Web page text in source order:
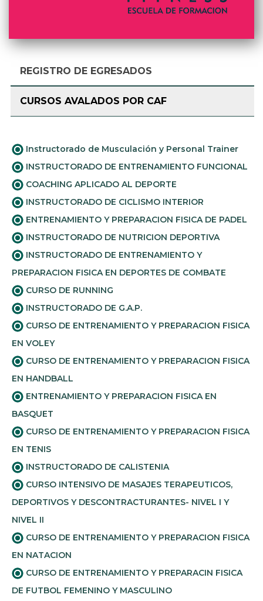
REGISTRO DE EGRESADOS
CURSOS AVALADOS POR CAF
Instructorado de Musculación y Personal Trainer
INSTRUCTORADO DE ENTRENAMIENTO FUNCIONAL
COACHING APLICADO AL DEPORTE
INSTRUCTORADO DE CICLISMO INTERIOR
ENTRENAMIENTO Y PREPARACION FISICA DE PADEL
INSTRUCTORADO DE NUTRICION DEPORTIVA
INSTRUCTORADO DE ENTRENAMIENTO Y
PREPARACION FISICA EN DEPORTES DE COMBATE
CURSO DE RUNNING
INSTRUCTORADO DE G.A.P.
CURSO DE ENTRENAMIENTO Y PREPARACION FISICA
EN VOLEY
CURSO DE ENTRENAMIENTO Y PREPARACION FISICA
EN HANDBALL
ENTRENAMIENTO Y PREPARACION FISICA EN
BASQUET
CURSO DE ENTRENAMIENTO Y PREPARACION FISICA
EN TENIS
INSTRUCTORADO DE CALISTENIA
CURSO INTENSIVO DE MASAJES TERAPEUTICOS,
DEPORTIVOS Y DESCONTRACTURANTES- NIVEL I Y
NIVEL II
CURSO DE ENTRENAMIENTO Y PREPARACION FISICA
EN NATACION
CURSO DE ENTRENAMIENTO Y PREPARACIN FISICA
DE FUTBOL FEMENINO Y MASCULINO